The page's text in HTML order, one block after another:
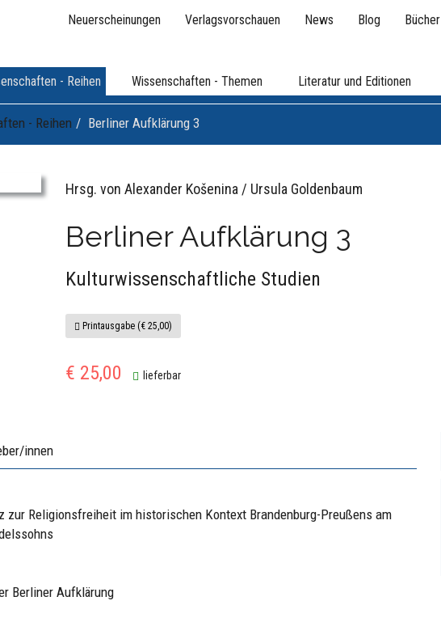
Neuerscheinungen Verlagsvorschauen News Blog Bücher
- Reihen Wissenschaften - Themen Literatur und Editionen
- Reihen Berliner Aufklärung 3
Hrsg. von Alexander Košenina / Ursula Goldenbaum
Berliner Aufklärung 3
Kulturwissenschaftliche Studien
Printausgabe (€ 25,00)
€ 25,00 lieferbar
innen
zur Religionsfreiheit im historischen Kontext Brandenburg-Preußens am
Berliner Aufklärung